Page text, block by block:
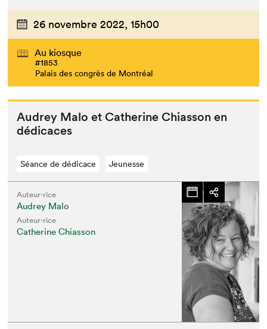
26 novembre 2022, 15h00
Au kiosque
#1853
Palais des congrès de Montréal
Audrey Malo et Cather­ine Chi­as­son en
dédicaces
Séance de dédicace Jeunesse
Auteur·rice
Audrey Malo
Auteur·rice
Catherine Chiasson